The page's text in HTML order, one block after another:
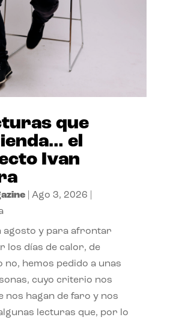
que
el
Ivan
| Ago 3, 2026
agosto y para afrontar
los días de calor, de
no, hemos pedido a unas
cuyo criterio nos
nos hagan de faro y nos
lecturas que, por lo